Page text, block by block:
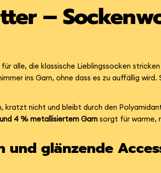
–
alle, die klassische Lieblingssocken
ins Garn, ohne dass es zu auffällig
kratzt nicht und bleibt durch den
4 % metallisiertem Garn sorgt für warme,
und glänzende